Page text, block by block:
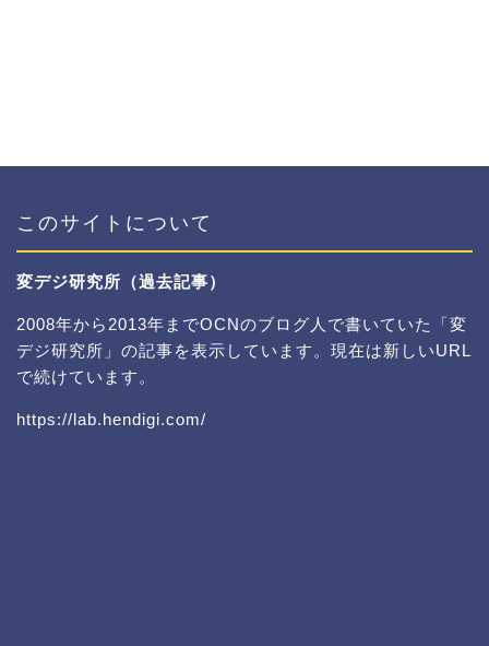
このサイトについて
変デジ研究所（過去記事）
2008年から2013年までOCNのブログ人で書いていた「変
デジ研究所」の記事を表示しています。現在は新しいURL
で続けています。
https://lab.hendigi.com/